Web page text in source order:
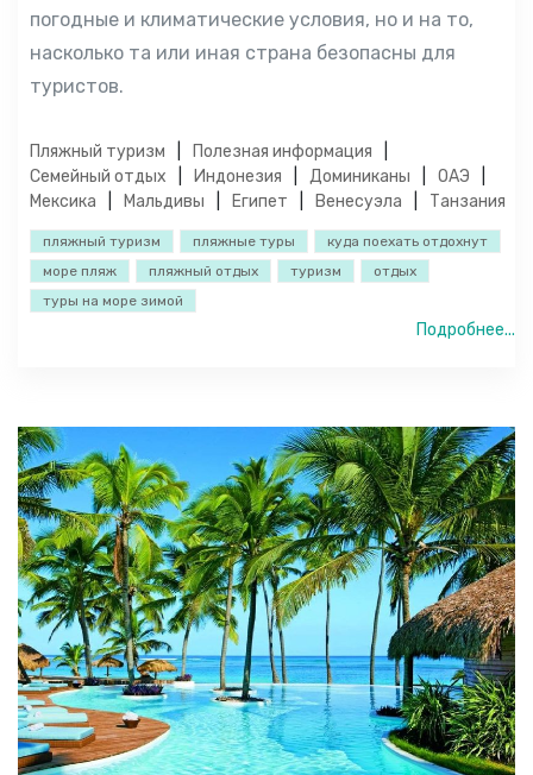
погодные и климатические условия, но и на то,
насколько та или иная страна безопасны для
туристов.
Пляжный туризм
Полезная информация
Семейный отдых
Индонезия Доминиканы
ОАЭ
Мексика
Мальдивы Египет Венесуэла Танзания
пляжный туризм пляжные туры
куда поехать отдохнут
море пляж
пляжный отдых туризм
отдых
туры на море зимой
Подробнее...